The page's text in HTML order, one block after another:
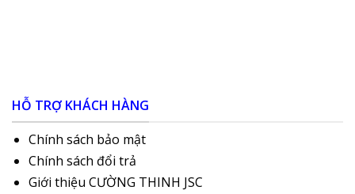
HỖ TRỢ KHÁCH HÀNG
Chính sách bảo mật
Chính sách đổi trả
Giới thiệu CƯỜNG THINH JSC